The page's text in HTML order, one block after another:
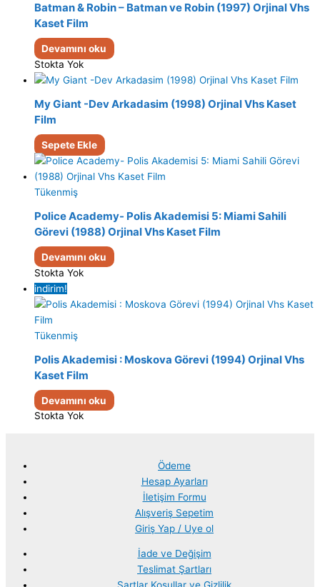
Batman & Robin – Batman ve Robin (1997) Orjinal Vhs
Kaset Film
Devamını oku
Stokta Yok
My Giant -Dev Arkadasim (1998) Orjinal Vhs Kaset
Film
Sepete Ekle
Tükenmiş
Police Academy- Polis Akademisi 5: Miami Sahili
Görevi (1988) Orjinal Vhs Kaset Film
Devamını oku
Stokta Yok
indirim!
Tükenmiş
Polis Akademisi : Moskova Görevi (1994) Orjinal Vhs
Kaset Film
Devamını oku
Stokta Yok
Ödeme
Hesap Ayarları
İletişim Formu
Alışveriş Sepetim
Giriş Yap / Uye ol
İade ve Değişim
Teslimat Şartları